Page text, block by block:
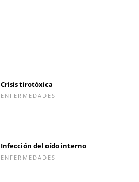
Crisis tirotóxica
ENFERMEDADES
Infección del oído interno
ENFERMEDADES